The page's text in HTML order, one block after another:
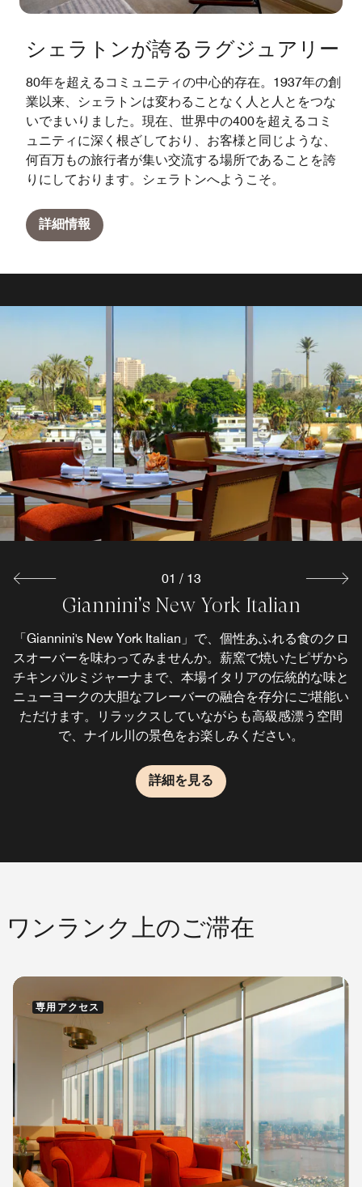
シェラトンが誇るラグジュアリー
80年を超えるコミュニティの中心的存在。1937年の創
業以来、シェラトンは変わることなく人と人とをつな
いでまいりました。現在、世界中の400を超えるコミ
ュニティに深く根ざしており、お客様と同じような、
何百万もの旅行者が集い交流する場所であることを誇
りにしております。シェラトンへようこそ。
詳細情報
Giannini's New York Italian
「Giannini's New York Italian」で、個性あふれる食のクロ
スオーバーを味わってみませんか。薪窯で焼いたピザから
チキンパルミジャーナまで、本場イタリアの伝統的な味と
ニューヨークの大胆なフレーバーの融合を存分にご堪能い
ただけます。リラックスしていながらも高級感漂う空間
で、ナイル川の景色をお楽しみください。
詳細を見る
El Mawardia
ホテルのグラウンドフロアにあり、屋内席のほかテラス席
もある「El Mawardia」は、アラブの伝統料理をモダンな
インテリアの空間で味わえるレストランです。食後の水煙
草のメニューも充実しており、毎週木曜日と金曜日にはラ
イブ演奏をお楽しみいただけます。
Rawi
カイロでの充実した1日の締めくくりには、レストラン＆
バー「Rawi」でリラックスしたひとときを。地元の人気
料理や爽やかなカクテルをゆったりとした雰囲気の中で味
わえます。お友達とのお集まりには、ハッピーアワーがお
すすめです。週末にはライブエンターテインメントをお楽
しみいただけます。
詳細を見る
&More by Sheraton
上階ロビーに位置する「&More by Sheraton」では、心が
目覚めるようなコーヒーや粋なカクテルなど、さまざまな
お飲み物をお楽しみいただけます。
詳細を見る
Sapporo Japanese Restaurant
「Sapporo」は、1990年代にエジプトではじめて鉄板焼
きや寿司を提供した日本料理レストランです。2011年以
降の改装を経て生まれ変わった空間で、本格的で新鮮な寿
司や鉄板焼きなどの日本料理を毎日お楽しみいただけま
す。
Solitaire Lounge & Club
究極のアラビア風クラブの雰囲気をカイロにもたらす
「Solitaire Lounge & Club」。ハリージにお越しのお客様
向けに作られたこの高級ラウンジでは、スタイリッシュな
インテリアと快適な座席、活気あふれるダンスフロア、そ
して最先端の音響設備が融合し、洗練されたナイトライフ
シーンを提供しています。
詳細を見る
Studio 70
グラスワイン、定番のカクテルやデザイナーカクテル、季
節のマティーニとお料理のペアリングをお楽しみくださ
い。
詳細を見る
Rawi Lounge
煌びやかなひとときをお届けする「Rawi Lounge」で、心
躍る夜を。宴のお時間を大切に考える当店では、美味しい
お料理や上質の音楽、数々のエンターテインメントなど、
忘れられない夜を演出するさまざまな仕掛けをご用意して
おります。
Botanica 25
25階に位置する「Botanica 25」は空と緑が調和する癒や
しの空間。この高級感あるカジュアルなバー＆ラウンジで
は、厳選された25種類の主要食材を使用した個性的なド
リンクや料理のメニューをご用意しており、上質な食体験
をお楽しみいただけます。
Char The Steakhouse
「Char」は、時と炎、そして熟練の技が眼前で溶け合う
場所。ナイル川のパノラマビューを背景に進む、煙、炎、
そして緻密な技が織りなす美食の旅の道中で、ドラマチッ
クなオープンキッチンと熟成肉をご体験ください。変貌の
芸術。まもなくスタート。
詳細を見る
Pool Bar
The place to see and be seen, the Pool Bar offers a fun,
casual setting for hotel guests, families, and daytime
visitors. Our fabulous mix-and-match menu combines
tasty snacks with modern healthy drinks, like a fruity iced
tea.
G café
G cafe is located at the main entrance of the hotel,
serving fresh coffee beans that’s roasted and prepared in
front of the guests, as well as snack and other beverages
such as wine, juices, and beer.
詳細を見る
Cafe Fontaine
Located on the Sheraton Cairo's ground floor, Cafe
Fontaine is a stylish hub for quick, premium refreshments.
It’s the perfect bright spot to grab an expertly crafted
specialty coffee, enjoy a fresh pastry, or meet up to chat
and recharge in style.
詳細を見る
01 / 13
ワンランク上のご滞在
専用アクセス